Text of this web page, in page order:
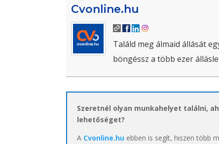
Cvonline.hu
Találd meg álmaid állását
böngéssz a több ezer
Szeretnél olyan munkahelyet találni,
lehetőséget?
A Cvonline.hu ebben is segít, hiszen több